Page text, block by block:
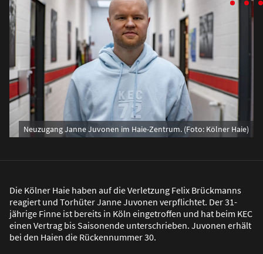
Neuzugang Janne Juvonen im Haie-Zentrum. (Foto: Kölner Haie)
Die Kölner Haie haben auf die Verletzung Felix Brückmanns
reagiert und Torhüter Janne Juvonen verpflichtet. Der 31-
jährige Finne ist bereits in Köln eingetroffen und hat beim KEC
einen Vertrag bis Saisonende unterschrieben. Juvonen erhält
bei den Haien die Rückennummer 30.